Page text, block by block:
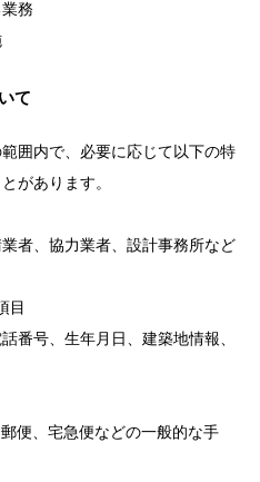
業務
て
囲内で、必要に応じて以下の特
があります。
者、協力業者、設計事務所など
目
番号、生年月日、建築地情報、
便、宅急便などの一般的な手